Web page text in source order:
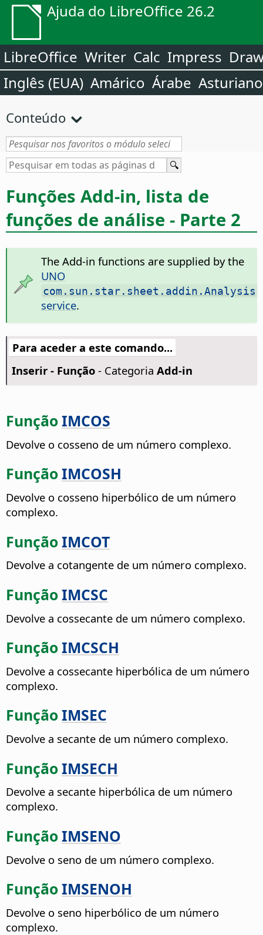
Ajuda do LibreOffice 26.2
LibreOffice Writer Calc Impress
Inglês (EUA) Amárico Árabe Asturiano
Conteúdo
Funções Add-in, lista de
funções de análise - Parte 2
The Add-in functions are supplied by the
UNO
com.sun.star.sheet.addin.Analysis
service.
Para aceder a este comando...
Inserir - Função- Categoria Add-in
FunçãoIMCOS
Devolve o cosseno de um número complexo.
FunçãoIMCOSH
Devolve o cosseno hiperbólico de um número
complexo.
FunçãoIMCOT
Devolve a cotangente de um número complexo.
FunçãoIMCSC
Devolve a cossecante de um número complexo.
FunçãoIMCSCH
Devolve a cossecante hiperbólica de um número
complexo.
FunçãoIMSEC
Devolve a secante de um número complexo.
FunçãoIMSECH
Devolve a secante hiperbólica de um número
complexo.
FunçãoIMSENO
Devolve o seno de um número complexo.
FunçãoIMSENOH
Devolve o seno hiperbólico de um número
complexo.